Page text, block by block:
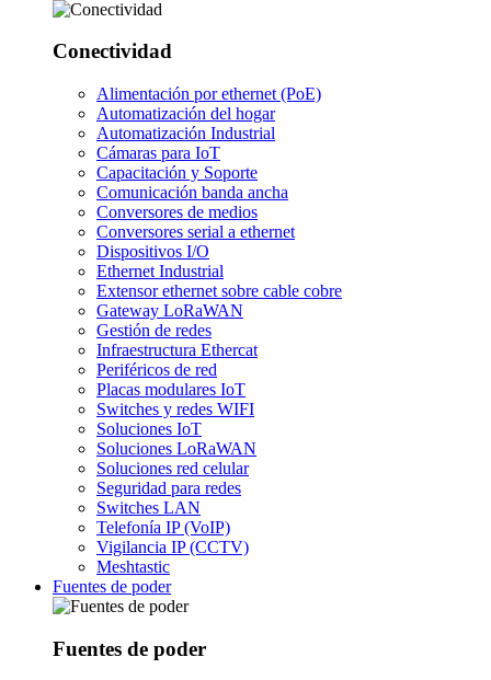
Conectividad
Alimentación por ethernet (PoE)
Automatización del hogar
Automatización Industrial
Cámaras para IoT
Capacitación y Soporte
Comunicación banda ancha
Conversores de medios
Conversores serial a ethernet
Dispositivos I/O
Ethernet Industrial
Extensor ethernet sobre cable cobre
Gateway LoRaWAN
Gestión de redes
Infraestructura Ethercat
Periféricos de red
Placas modulares IoT
Switches y redes WIFI
Soluciones IoT
Soluciones LoRaWAN
Soluciones red celular
Seguridad para redes
Switches LAN
Telefonía IP (VoIP)
Vigilancia IP (CCTV)
Meshtastic
Fuentes de poder
Fuentes de poder